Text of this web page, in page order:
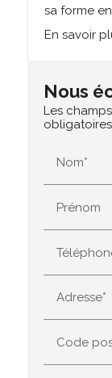
sa forme
En savoir
Nous
Les
obligatoires
Nom*
Prénom
Adresse*
Code